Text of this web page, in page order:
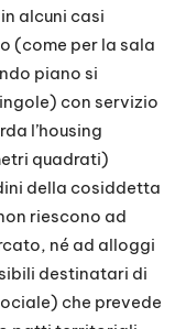
alcuni casi
(come per la sala
piano si
con servizio
l’housing
quadrati)
della cosiddetta
riescono ad
né ad alloggi
destinatari di
che prevede